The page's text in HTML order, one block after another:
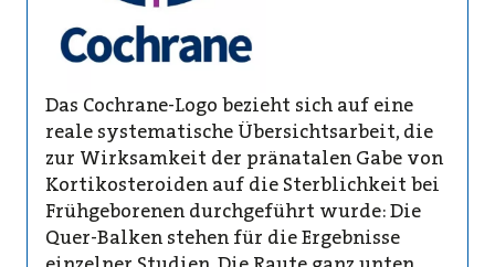
Das Cochrane-Logo bezieht sich auf eine
reale systematische Übersichtsarbeit, die
zur Wirksamkeit der pränatalen Gabe von
Kortikosteroiden auf die Sterblichkeit bei
Frühgeborenen durchgeführt wurde: Die
Quer-Balken stehen für die Ergebnisse